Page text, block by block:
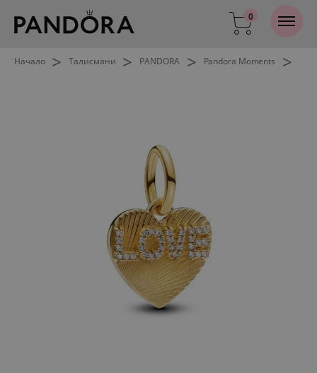
0
Начало > Талисмани > PANDORA > Pandora Moments >